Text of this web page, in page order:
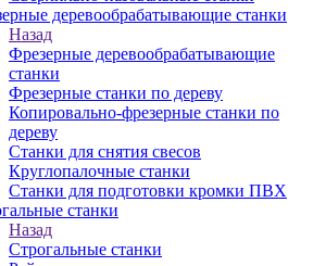
деревообрабатывающие станки
Назад
Фрезерные деревообрабатывающие
станки
Фрезерные станки по дереву
Копировально-фрезерные станки по
дереву
Станки для снятия свесов
Круглопалочные станки
Станки для подготовки кромки ПВХ
станки
Назад
Строгальные станки